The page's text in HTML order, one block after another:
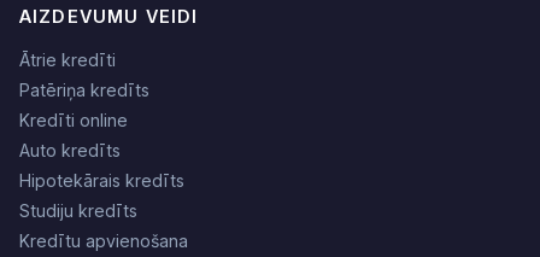
AIZDEVUMU VEIDI
Ātrie kredīti
Patēriņa kredīts
Kredīti online
Auto kredīts
Hipotekārais kredīts
Studiju kredīts
Kredītu apvienošana